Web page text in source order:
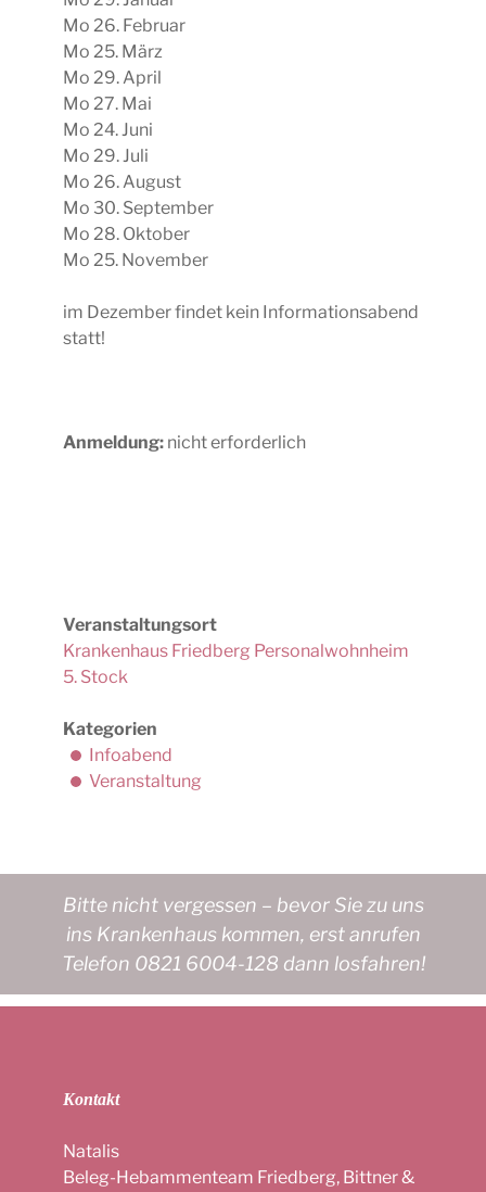
Mo 26. Februar
Mo 25. März
Mo 29. April
Mo 27. Mai
Mo 24. Juni
Mo 29. Juli
Mo 26. August
Mo 30. September
Mo 28. Oktober
Mo 25. November
im Dezember findet kein Informationsabend
statt!
Anmeldung: nicht erforderlich
Veranstaltungsort
Krankenhaus Friedberg Personalwohnheim
5. Stock
Kategorien
Infoabend
Veranstaltung
Bitte nicht vergessen – bevor Sie zu uns
ins Krankenhaus kommen, erst anrufen
Telefon 0821 6004-128 dann losfahren!
Kontakt
Natalis
Beleg-Hebammenteam Friedberg, Bittner &